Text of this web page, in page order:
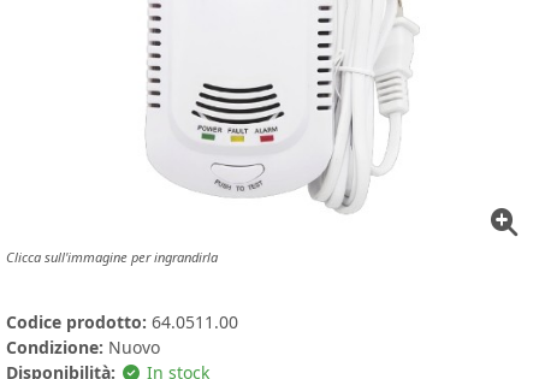
Clicca sull'immagine per ingrandirla
Codice prodotto: 64.0511.00
Condizione: Nuovo
Disponibilità:
In stock